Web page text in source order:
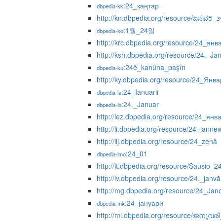
dbpedia-kk:24_қаңтар
http://kn.dbpedia.org/resource/
dbpedia-ko:1월_24일
http://krc.dbpedia.org/resource/
http://ksh.dbpedia.org/resource/
dbpedia-ku:24ê_kanûna_paşîn
http://ky.dbpedia.org/resource/
dbpedia-la:24_Ianuarii
dbpedia-lb:24._Januar
http://lez.dbpedia.org/resource/
http://li.dbpedia.org/resource/
http://lij.dbpedia.org/resource/24_zenâ
dbpedia-lmo:24_01
http://lt.dbpedia.org/resource/
http://lv.dbpedia.org/resource/
http://mg.dbpedia.org/resource/
dbpedia-mk:24_јануари
http://ml.dbpedia.org/resource/